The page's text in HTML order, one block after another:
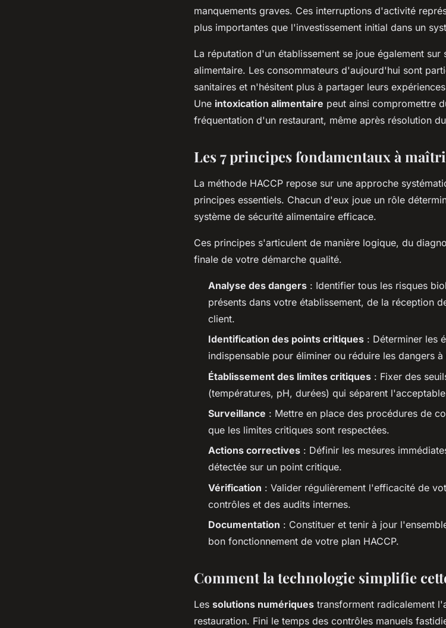
manquements graves. Ces interruptions d'activité
plus importantes que l'investissement initial dans un
La réputation d'un établissement se joue également
alimentaire. Les consommateurs d'aujourd'hui sont
sanitaires et n'hésitent plus à partager leurs
Une intoxication alimentaire peut ainsi compromettre
fréquentation d'un restaurant, même après résolution
Les 7 principes fondamentaux à
La méthode HACCP repose sur une approche
principes essentiels. Chacun d'eux joue un rôle
système de sécurité alimentaire efficace.
Ces principes s'articulent de manière logique, du
finale de votre démarche qualité.
Analyse des dangers : Identifier tous les risques
présents dans votre établissement, de la réception
client.
Identification des points critiques : Déterminer les
indispensable pour éliminer ou réduire les dangers
Établissement des limites critiques : Fixer des
(températures, pH, durées) qui séparent
Surveillance : Mettre en place des procédures de
que les limites critiques sont respectées.
Actions correctives : Définir les mesures
détectée sur un point critique.
Vérification : Valider régulièrement l'efficacité de
contrôles et des audits internes.
Documentation : Constituer et tenir à jour
bon fonctionnement de votre plan HACCP.
Comment la technologie simplifie
Les solutions numériques transforment radicalement
restauration. Fini le temps des contrôles manuels